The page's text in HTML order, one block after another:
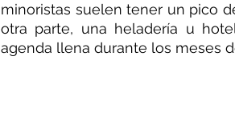
minoristas suelen tener un pico
otra parte, una heladería u
agenda llena durante los meses